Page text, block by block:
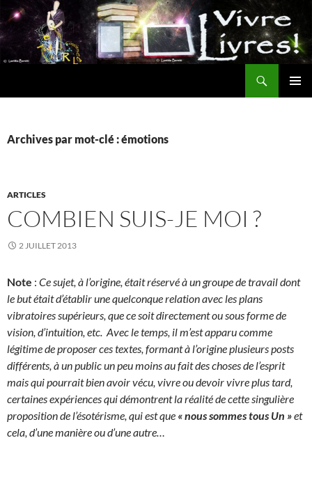
Aller
au
contenu
Archives par mot-clé : émotions
ARTICLES
COMBIEN SUIS-JE MOI ?
2 JUILLET 2013
Note : Ce sujet, à l’origine, était réservé à un groupe de travail dont
le but était d’établir une quelconque relation avec les plans
vibratoires supérieurs, que ce soit directement ou sous forme de
vision, d’intuition, etc. Avec le temps, il m’est apparu comme
légitime de proposer ces textes, formant à l’origine plusieurs posts
différents, à un public un peu moins au fait des choses de l’esprit
mais qui pourrait bien avoir vécu, vivre ou devoir vivre plus tard,
certaines expériences qui démontrent la réalité de cette singulière
proposition de l’ésotérisme, qui est que «nous sommes tous Un »et
cela, d’une manière ou d’une autre…